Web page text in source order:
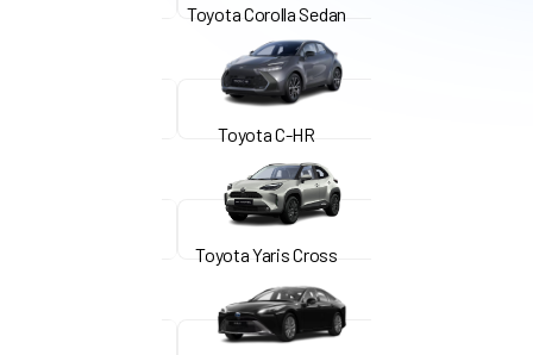
Toyota Corolla Sedan
Toyota C-HR
Toyota Yaris Cross